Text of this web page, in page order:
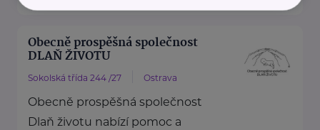
Obecně prospěšná společnost
DLAŇ ŽIVOTU
Sokolská třída 244 /27 Ostrava
Obecně prospěšná společnost
Dlaň životu nabízí pomoc a